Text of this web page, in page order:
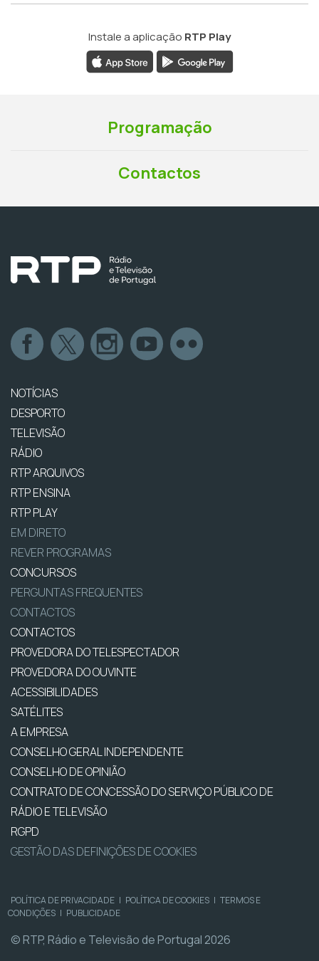
Instale a aplicação RTP Play
Programação
Contactos
NOTÍCIAS
DESPORTO
TELEVISÃO
RÁDIO
RTP ARQUIVOS
RTP ENSINA
RTP PLAY
EM DIRETO
REVER PROGRAMAS
CONCURSOS
PERGUNTAS FREQUENTES
CONTACTOS
CONTACTOS
PROVEDORA DO TELESPECTADOR
PROVEDORA DO OUVINTE
ACESSIBILIDADES
SATÉLITES
A EMPRESA
CONSELHO GERAL INDEPENDENTE
CONSELHO DE OPINIÃO
CONTRATO DE CONCESSÃO DO SERVIÇO PÚBLICO DE
RÁDIO E TELEVISÃO
RGPD
GESTÃO DAS DEFINIÇÕES DE COOKIES
POLÍTICA DE PRIVACIDADE | POLÍTICA DE COOKIES | TERMOS E
CONDIÇÕES | PUBLICIDADE
© RTP, Rádio e Televisão de Portugal 2026